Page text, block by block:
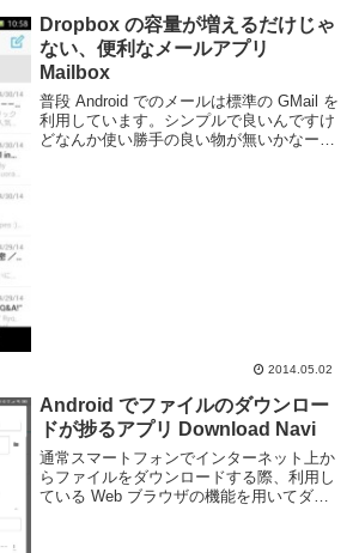
Dropbox の容量が増えるだけじゃ
ない、便利なメールアプリ
Mailbox
普段 Android でのメールは標準の GMail を
利用しています。シンプルで良いんですけ
どなんか使い勝手の良い物が無いかなーと
2014.05.02
Android でファイルのダウンロー
ドが捗るアプリ Download Navi
通常スマートフォンでインターネット上か
らファイルをダウンロードする際、利用し
ている Web ブラウザの機能を用いてダウ